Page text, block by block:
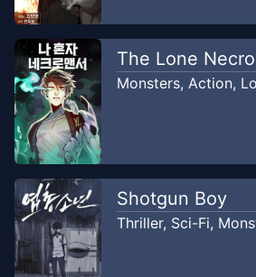
Chapter22
Okyy Komik
Chapter21
Okyy Komik
Chapter20-Musim Dingin (2)
Okyy Komik
Chapter19
Okyy Komik
The Lone
Monsters, Action,
Shotgun Boy
Thriller, Sci-Fi,